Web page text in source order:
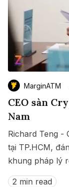
MarginATM
CEO sàn
Nam
Richard Teng -
tại TP.HCM,
khung pháp lý
Nam.
2 min read